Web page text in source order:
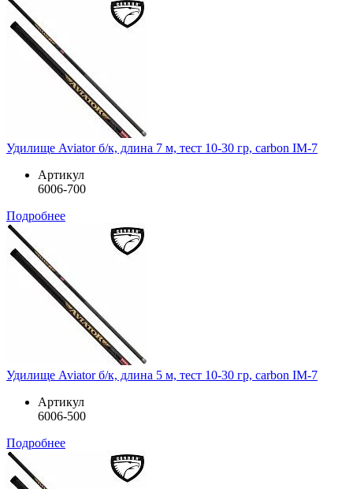
Удилище Aviator б/к, длина 7 м, тест 10-30 гр, carbon IM-7
Артикул
6006-700
Подробнее
Удилище Aviator б/к, длина 5 м, тест 10-30 гр, carbon IM-7
Артикул
6006-500
Подробнее